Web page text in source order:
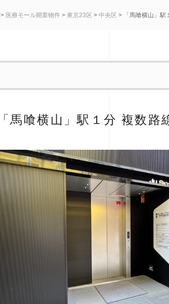
> 医療モール開業物件 > 東京23区 > 中央区 > 「馬喰横山」駅
「馬喰横山」駅１分 複数